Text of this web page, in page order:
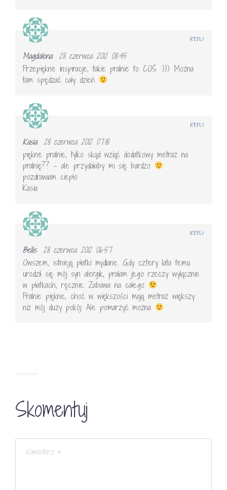
Magdalena 28 czerwca 2012 08:45
Przepiękne inspiracje, takie pralnie to COŚ :))) Można
tam spędzać cały dzień
REPLY
Kasia 28 czerwca 2012 07:18
piękne pralnie, tylko skąd wziąć dodatkowy metraż na
pralnię?? – ale przydałaby mi się bardzo
pozdrawiam ciepło
Kasia
REPLY
Bellis 28 czerwca 2012 06:57
Owszem, istnieją płatki mydlane. Gdy cztery lata temu
urodził się mój syn alergik, prałam jego rzeczy wyłącznie
w płatkach, ręcznie. Zabawa na całego
Pralnie piękne, choć w większości mają metraż większy
niż mój duży pokój. Ale pomarzyć można
REPLY
Skomentuj